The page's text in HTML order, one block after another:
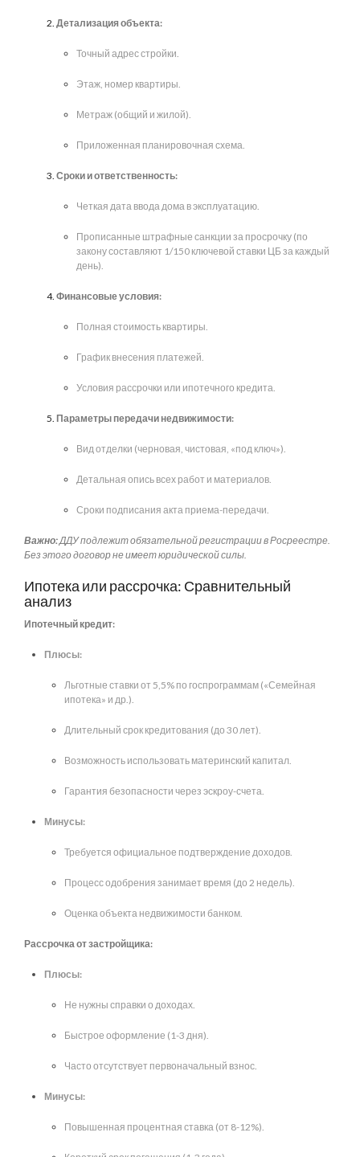
Детализация объекта:
Точный адрес стройки.
Этаж, номер квартиры.
Метраж (общий и жилой).
Приложенная планировочная схема.
Сроки и ответственность:
Четкая дата ввода дома в эксплуатацию.
Прописанные штрафные санкции за просрочку (по
закону составляют 1/150 ключевой ставки ЦБ за каждый
день).
Финансовые условия:
Полная стоимость квартиры.
График внесения платежей.
Условия рассрочки или ипотечного кредита.
Параметры передачи недвижимости:
Вид отделки (черновая, чистовая, «под ключ»).
Детальная опись всех работ и материалов.
Сроки подписания акта приема-передачи.
Важно:ДДУ подлежит обязательной регистрации в Росреестре.
Без этого договор не имеет юридической силы.
Ипотека или рассрочка: Сравнительный
анализ
Ипотечный кредит:
Плюсы:
Льготные ставки от 5,5% по госпрограммам («Семейная
ипотека» и др.).
Длительный срок кредитования (до 30 лет).
Возможность использовать материнский капитал.
Гарантия безопасности через эскроу-счета.
Минусы:
Требуется официальное подтверждение доходов.
Процесс одобрения занимает время (до 2 недель).
Оценка объекта недвижимости банком.
Рассрочка от застройщика:
Плюсы:
Не нужны справки о доходах.
Быстрое оформление (1-3 дня).
Часто отсутствует первоначальный взнос.
Минусы:
Повышенная процентная ставка (от 8-12%).